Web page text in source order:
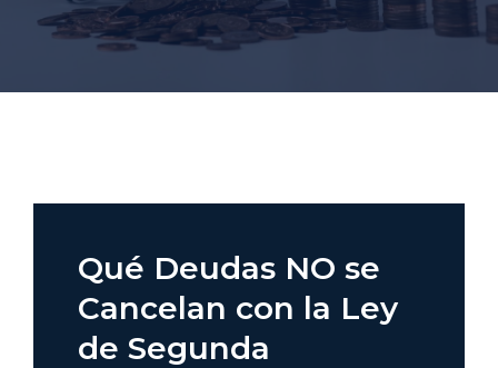
Qué Deudas NO se
Cancelan con la Ley
de Segunda